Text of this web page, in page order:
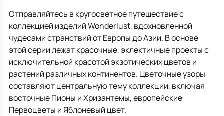
Отправляйтесь в кругосветное путешествие с
коллекцией изделий Wonderlust, вдохновленной
чудесами странствий от Европы до Азии. В основе
этой серии лежат красочные, эклектичные проекты с
исключительной красотой экзотических цветов и
растений различных континентов. Цветочные узоры
составляют центральную тему коллекции, включая
восточные Пионы и Хризантемы, европейские
Первоцветы и Яблоневый цвет.